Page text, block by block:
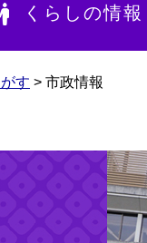
くらしの情報
す > 市政情報